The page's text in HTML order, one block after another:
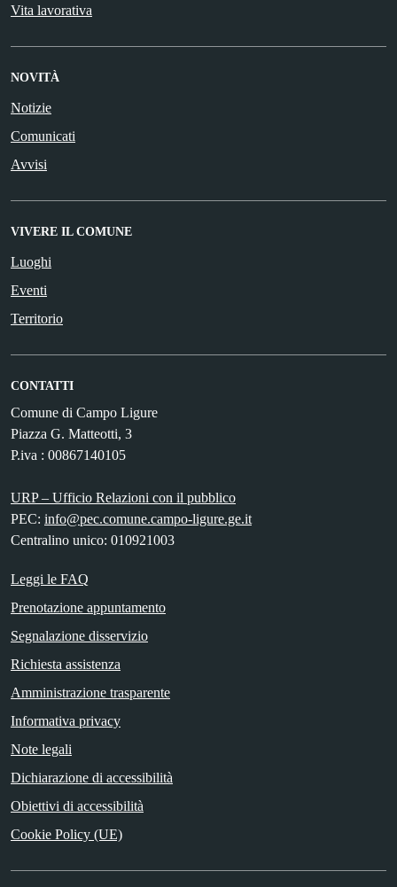
Vita lavorativa
NOVITÀ
Notizie
Comunicati
Avvisi
VIVERE IL COMUNE
Luoghi
Eventi
Territorio
CONTATTI
Comune di Campo Ligure
Piazza G. Matteotti, 3
P.iva : 00867140105
URP – Ufficio Relazioni con il pubblico
PEC: info@pec.comune.campo-ligure.ge.it
Centralino unico: 010921003
Leggi le FAQ
Prenotazione appuntamento
Segnalazione disservizio
Richiesta assistenza
Amministrazione trasparente
Informativa privacy
Note legali
Dichiarazione di accessibilità
Obiettivi di accessibilità
Cookie Policy (UE)